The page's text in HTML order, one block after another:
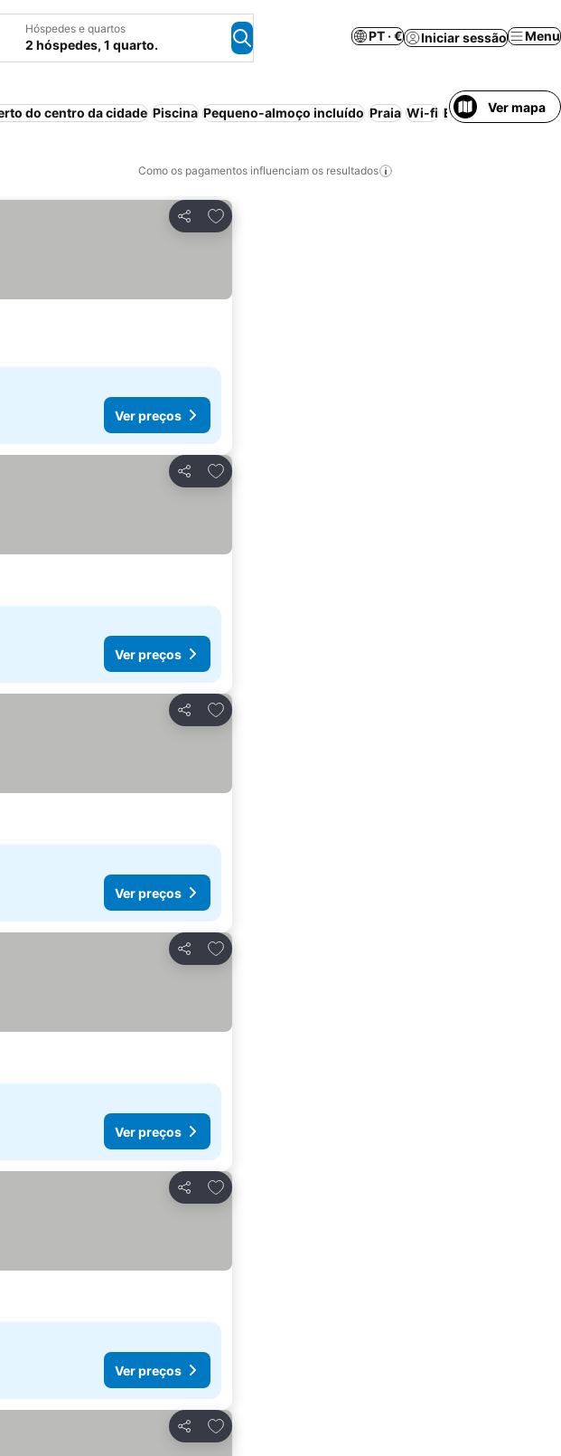
Hóspedes e quartos
2 hóspedes, 1 quarto.
PT · € Iniciar sessão Menu
do centro da cidade Piscina Pequeno-almoço incluído Praia Wi-fi Estacionamento
Ver mapa
Como os pagamentos influenciam os resultados
Partilhar
Adicionar aos favoritos
Ver preços
Partilhar
Adicionar aos favoritos
Ver preços
Partilhar
Adicionar aos favoritos
Ver preços
Partilhar
Adicionar aos favoritos
Ver preços
Partilhar
Adicionar aos favoritos
Ver preços
Partilhar
Adicionar aos favoritos